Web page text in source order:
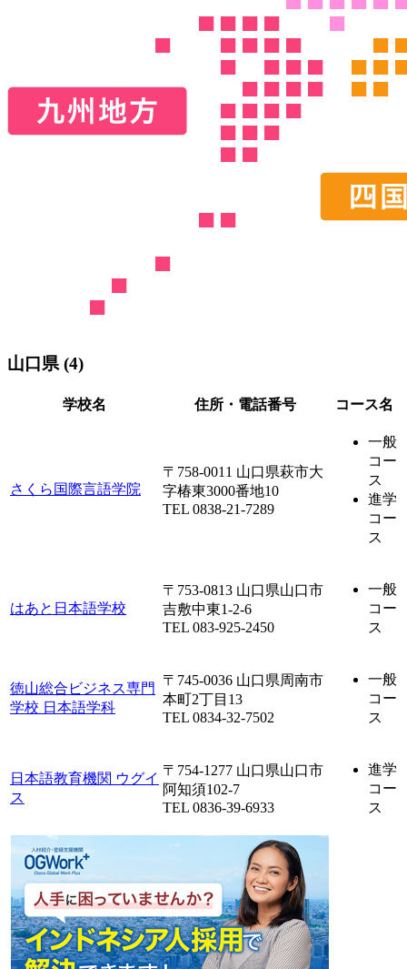
山口県 (4)
学校名 住所・電話番号 コース名
さくら国際言語学院
〒758-0011 山口県萩市大
字椿東3000番地10
TEL 0838-21-7289
一般
コー
ス
進学
コー
ス
はあと日本語学校
〒753-0813 山口県山口市
吉敷中東1-2-6
TEL 083-925-2450
一般
コー
ス
徳山総合ビジネス専門
学校 日本語学科
〒745-0036 山口県周南市
本町2丁目13
TEL 0834-32-7502
一般
コー
ス
日本語教育機関 ウグイ
ス
〒754-1277 山口県山口市
阿知須102-7
TEL 0836-39-6933
進学
コー
ス